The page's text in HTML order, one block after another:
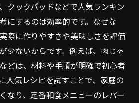
クックパッドなどで人気ランキン
にするのは効率的です。なぜな
際に作りやすさや美味しさを評価
少ないからです。例えば、肉じゃ
どは、材料や手順が明確で初心者
人気レシピを試すことで、家庭の
なり、定番和食メニューのレパー